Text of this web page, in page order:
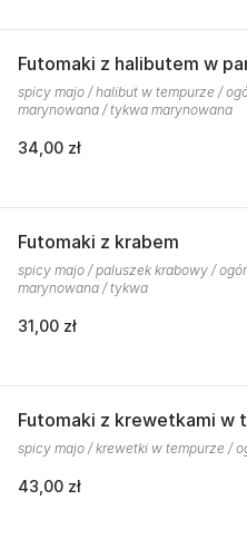
Futomaki z halibutem w
spicy majo / halibut w tempurze /
marynowana / tykwa marynowana
34,00 zł
Futomaki z krabem
spicy majo / paluszek krabowy /
marynowana / tykwa
31,00 zł
Futomaki z krewetkami w
spicy majo / krewetki w tempurze /
43,00 zł